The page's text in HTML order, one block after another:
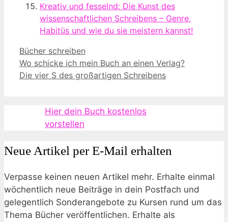
Kreativ und fesselnd: Die Kunst des
wissenschaftlichen Schreibens – Genre,
Habitüs und wie du sie meistern kannst!
Kategorien
Bücher schreiben
Wo schicke ich mein Buch an einen Verlag?
Die vier S des großartigen Schreibens
Hier dein Buch kostenlos
vorstellen
Neue Artikel per E-Mail erhalten
Verpasse keinen neuen Artikel mehr. Erhalte einmal
wöchentlich neue Beiträge in dein Postfach und
gelegentlich Sonderangebote zu Kursen rund um das
Thema Bücher veröffentlichen. Erhalte als